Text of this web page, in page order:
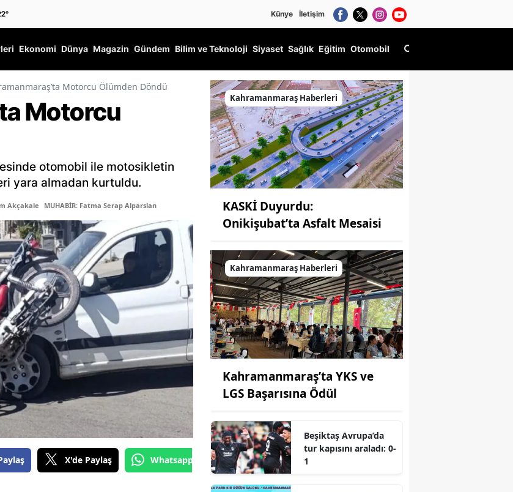
° Künye İletişim
Ekonomi Dünya Magazin Gündem Bilim ve Teknoloji Siyaset Sağlık Eğitim Otomobil
Motorcu Ölümden Döndü
Motorcu
otomobil ile motosikletin
yara almadan kurtuldu.
Akçakale MUHABİR: Fatma Serap Alparslan
X'de Paylaş Whatsapp'tan Gönder
Kahramanmaraş Haberleri
KASKİ Duyurdu:
Onikişubat’ta Asfalt Mesaisi
Kahramanmaraş Haberleri
Kahramanmaraş’ta YKS ve
LGS Başarısına Ödül
Beşiktaş Avrupa’da
tur kapısını araladı: 0-
1